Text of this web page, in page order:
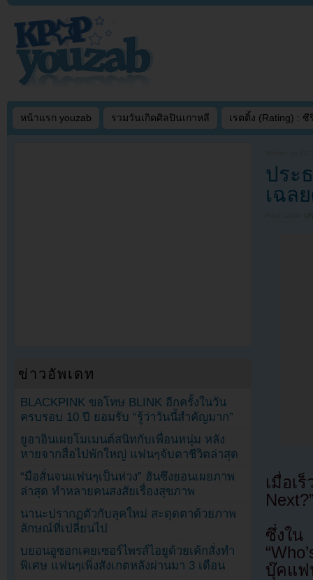
หน้าแรก youzab รวมวันเกิดศิลปินเกาหลี เรตติ้ง (Rating) : ซี
ประ
เฉล
เมื่อเ
ซึ่งใน
บุ๊คแฟ
ข่าวอัพเดท
BLACKPINK ขอโทษ BLINK อีกครั้งในวัน
ครบรอบ 10 ปี ยอมรับ “รู้ว่าวันนี้สำคัญมาก”
ยูอาอินเผยโมเมนต์สนิทกับเพื่อนหนุ่ม หลัง
หายจากสื่อไปพักใหญ่ แฟนๆจับตาชีวิตล่าสุด
“มือสั่นจนแฟนๆเป็นห่วง” ฮันซึงยอนเผยภาพ
ล่าสุด ทำหลายคนสงสัยเรื่องสุขภาพ
นานะปรากฏตัวกับลุคใหม่ สะดุดตาด้วยภาพ
ลักษณ์ที่เปลี่ยนไป
บยอนอูซอกเคยเซอร์ไพรส์ไอยูด้วยเค้กสั่งทำ
พิเศษ แฟนๆเพิ่งสังเกตหลังผ่านมา 3 เดือน